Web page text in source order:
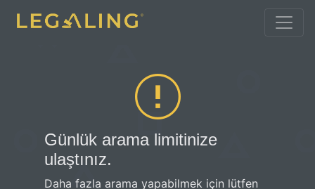
Günlük arama limitinize
ulaştınız.
Daha fazla arama yapabilmek için lütfen